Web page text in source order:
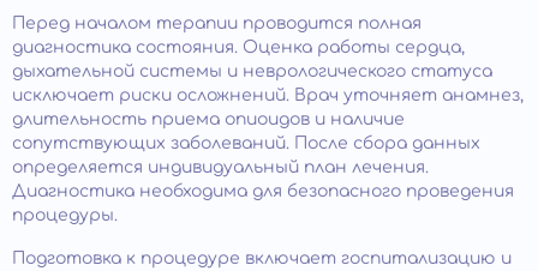
Перед началом терапии проводится полная
диагностика состояния. Оценка работы сердца,
дыхательной системы и неврологического статуса
исключает риски осложнений. Врач уточняет анамнез,
длительность приема опиоидов и наличие
сопутствующих заболеваний. После сбора данных
определяется индивидуальный план лечения.
Диагностика необходима для безопасного проведения
процедуры.
Подготовка к процедуре включает госпитализацию и